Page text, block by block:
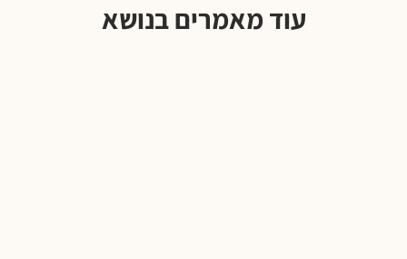
עוד מאמרים בנושא